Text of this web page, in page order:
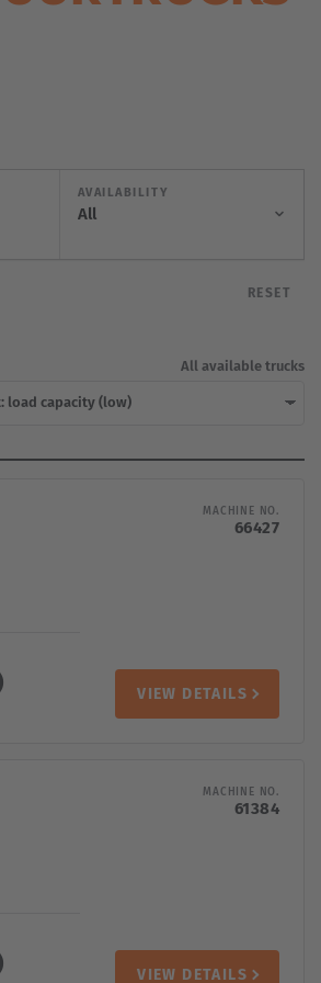
AVAILABILITY
RESET
All available trucks
MACHINE NO.
66427
VIEW DETAILS
MACHINE NO.
61384
VIEW DETAILS